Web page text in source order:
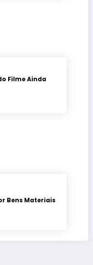
Filme Ainda
Bens Materiais